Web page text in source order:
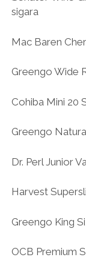
sigara
Mac Baren
Greengo Wide
Cohiba Mini 20
Greengo
Dr. Perl Junior
Harvest
Greengo King
OCB Premium